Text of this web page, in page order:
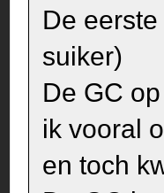
De
suiker)
De GC
ik vooral
en toch